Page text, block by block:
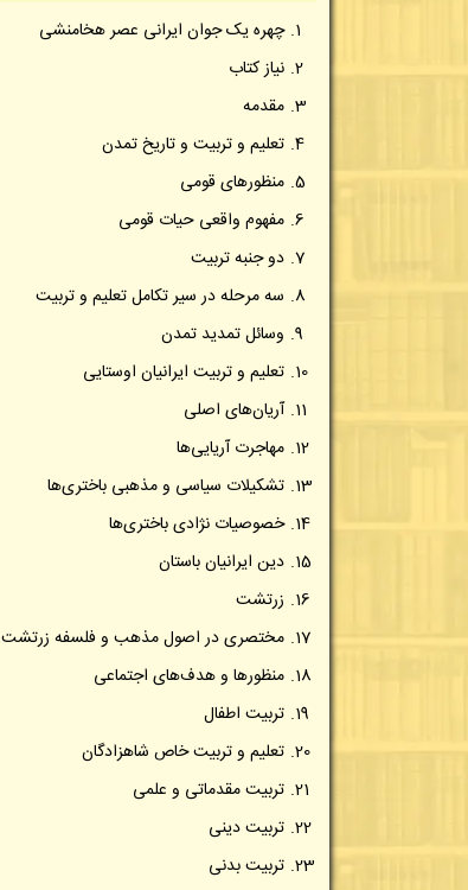
چهره یک جوان ایرانی عصر هخامنشی
نیاز کتاب
مقدمه
تعلیم و تربیت و تاریخ تمدن
منظورهای قومی
مفهوم واقعی حیات قومی
دو جنبه تربیت
سه مرحله در سیر تکامل تعلیم و تربیت
وسائل تمدید تمدن
تعلیم و تربیت ایرانیان اوستایی
آریان‌های اصلی
مهاجرت آریایی‌ها
تشکیلات سیاسی و مذهبی باختری‌ها
خصوصیات نژادی باختری‌ها
دین ایرانیان باستان
زرتشت
مختصری در اصول مذهب و فلسفه زرتشت
منظورها و هدف‌های اجتماعی
تربیت اطفال
تعلیم و تربیت خاص شاهزادگان
تربیت مقدماتی و علمی
تربیت دینی
تربیت بدنی